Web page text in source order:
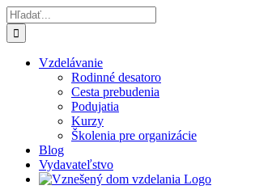
Skip
to
content
Hľadať:
Vzdelávanie
Rodinné desatoro
Cesta prebudenia
Podujatia
Kurzy
Školenia pre organizácie
Blog
Vydavateľstvo